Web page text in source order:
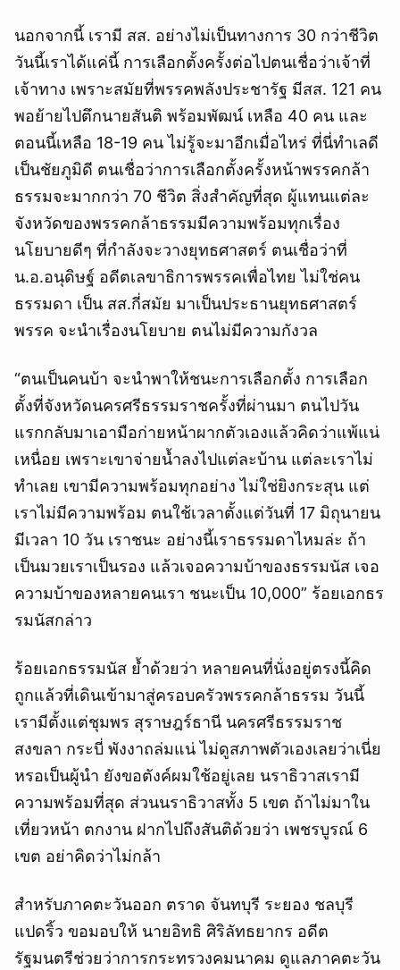
นอกจากนี้ เรามี สส. อย่างไม่เป็นทางการ 30 กว่าชีวิต
วันนี้เราได้แค่นี้ การเลือกตั้งครั้งต่อไปตนเชื่อว่าเจ้าที่
เจ้าทาง เพราะสมัยที่พรรคพลังประชารัฐ มีสส. 121 คน
พอย้ายไปตึกนายสันติ พร้อมพัฒน์ เหลือ 40 คน และ
ตอนนี้เหลือ 18-19 คน ไม่รู้จะมาอีกเมื่อไหร่ ที่นี่ทำเลดี
เป็นชัยภูมิดี ตนเชื่อว่าการเลือกตั้งครั้งหน้าพรรคกล้า
ธรรมจะมากกว่า 70 ชีวิต สิ่งสำคัญที่สุด ผู้แทนแต่ละ
จังหวัดของพรรคกล้าธรรมมีความพร้อมทุกเรื่อง
นโยบายดีๆ ที่กำลังจะวางยุทธศาสตร์ ตนเชื่อว่าที่
น.อ.อนุดิษฐ์ อดีตเลขาธิการพรรคเพื่อไทย ไม่ใช่คน
ธรรมดา เป็น สส.กี่สมัย มาเป็นประธานยุทธศาสตร์
พรรค จะนำเรื่องนโยบาย ตนไม่มีความกังวล
“ตนเป็นคนบ้า จะนำพาให้ชนะการเลือกตั้ง การเลือก
ตั้งที่จังหวัดนครศรีธรรมราชครั้งที่ผ่านมา ตนไปวัน
แรกกลับมาเอามือก่ายหน้าผากตัวเองแล้วคิดว่าแพ้แน่
เหนื่อย เพราะเขาจ่ายน้ำลงไปแต่ละบ้าน แต่ละเราไม่
ทำเลย เขามีความพร้อมทุกอย่าง ไม่ใช่ยิงกระสุน แต่
เราไม่มีความพร้อม ตนใช้เวลาตั้งแต่วันที่ 17 มิถุนายน
มีเวลา 10 วัน เราชนะ อย่างนี้เราธรรมดาไหมล่ะ ถ้า
เป็นมวยเราเป็นรอง แล้วเจอความบ้าของธรรมนัส เจอ
ความบ้าของหลายคนเรา ชนะเป็น 10,000” ร้อยเอกธร
รมนัสกล่าว
ร้อยเอกธรรมนัส ย้ำด้วยว่า หลายคนที่นั่งอยู่ตรงนี้คิด
ถูกแล้วที่เดินเข้ามาสู่ครอบครัวพรรคกล้าธรรม วันนี้
เรามีตั้งแต่ชุมพร สุราษฎร์ธานี นครศรีธรรมราช
สงขลา กระบี่ พังงาถล่มแน่ ไม่ดูสภาพตัวเองเลยว่าเนี่ย
หรอเป็นผู้นำ ยังขอตังค์ผมใช้อยู่เลย นราธิวาสเรามี
ความพร้อมที่สุด ส่วนนราธิวาสทั้ง 5 เขต ถ้าไม่มาใน
เที่ยวหน้า ตกงาน ฝากไปถึงสันติด้วยว่า เพชรบูรณ์ 6
เขต อย่าคิดว่าไม่กล้า
สำหรับภาคตะวันออก ตราด จันทบุรี ระยอง ชลบุรี
แปดริ้ว ขอมอบให้ นายอิทธิ ศิริลัทธยากร อดีต
รัฐมนตรีช่วยว่าการกระทรวงคมนาคม ดูแลภาคตะวัน